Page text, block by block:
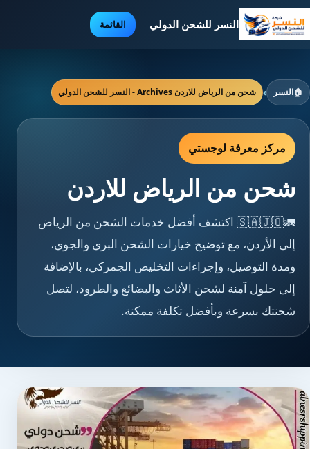
النسر للشحن الدولي القائمة
🏠النسر › شحن من الرياض للاردن Archives - النسر للشحن الدولي
مركز معرفة لوجستي
شحن من الرياض للاردن
🚛🇸🇦🇯🇴 اكتشف أفضل خدمات الشحن من الرياض
إلى الأردن، مع توضيح خيارات الشحن البري والجوي،
ومدة التوصيل، وإجراءات التخليص الجمركي، بالإضافة
إلى حلول آمنة لشحن الأثاث والبضائع والطرود، لتصل
شحنتك بسرعة وبأفضل تكلفة ممكنة.